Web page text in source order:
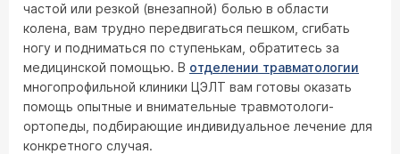
частой или резкой (внезапной) болью в области
колена, вам трудно передвигаться пешком, сгибать
ногу и подниматься по ступенькам, обратитесь за
медицинской помощью. В отделении травматологии
многопрофильной клиники ЦЭЛТ вам готовы оказать
помощь опытные и внимательные травмотологи-
ортопеды, подбирающие индивидуальное лечение для
конкретного случая.